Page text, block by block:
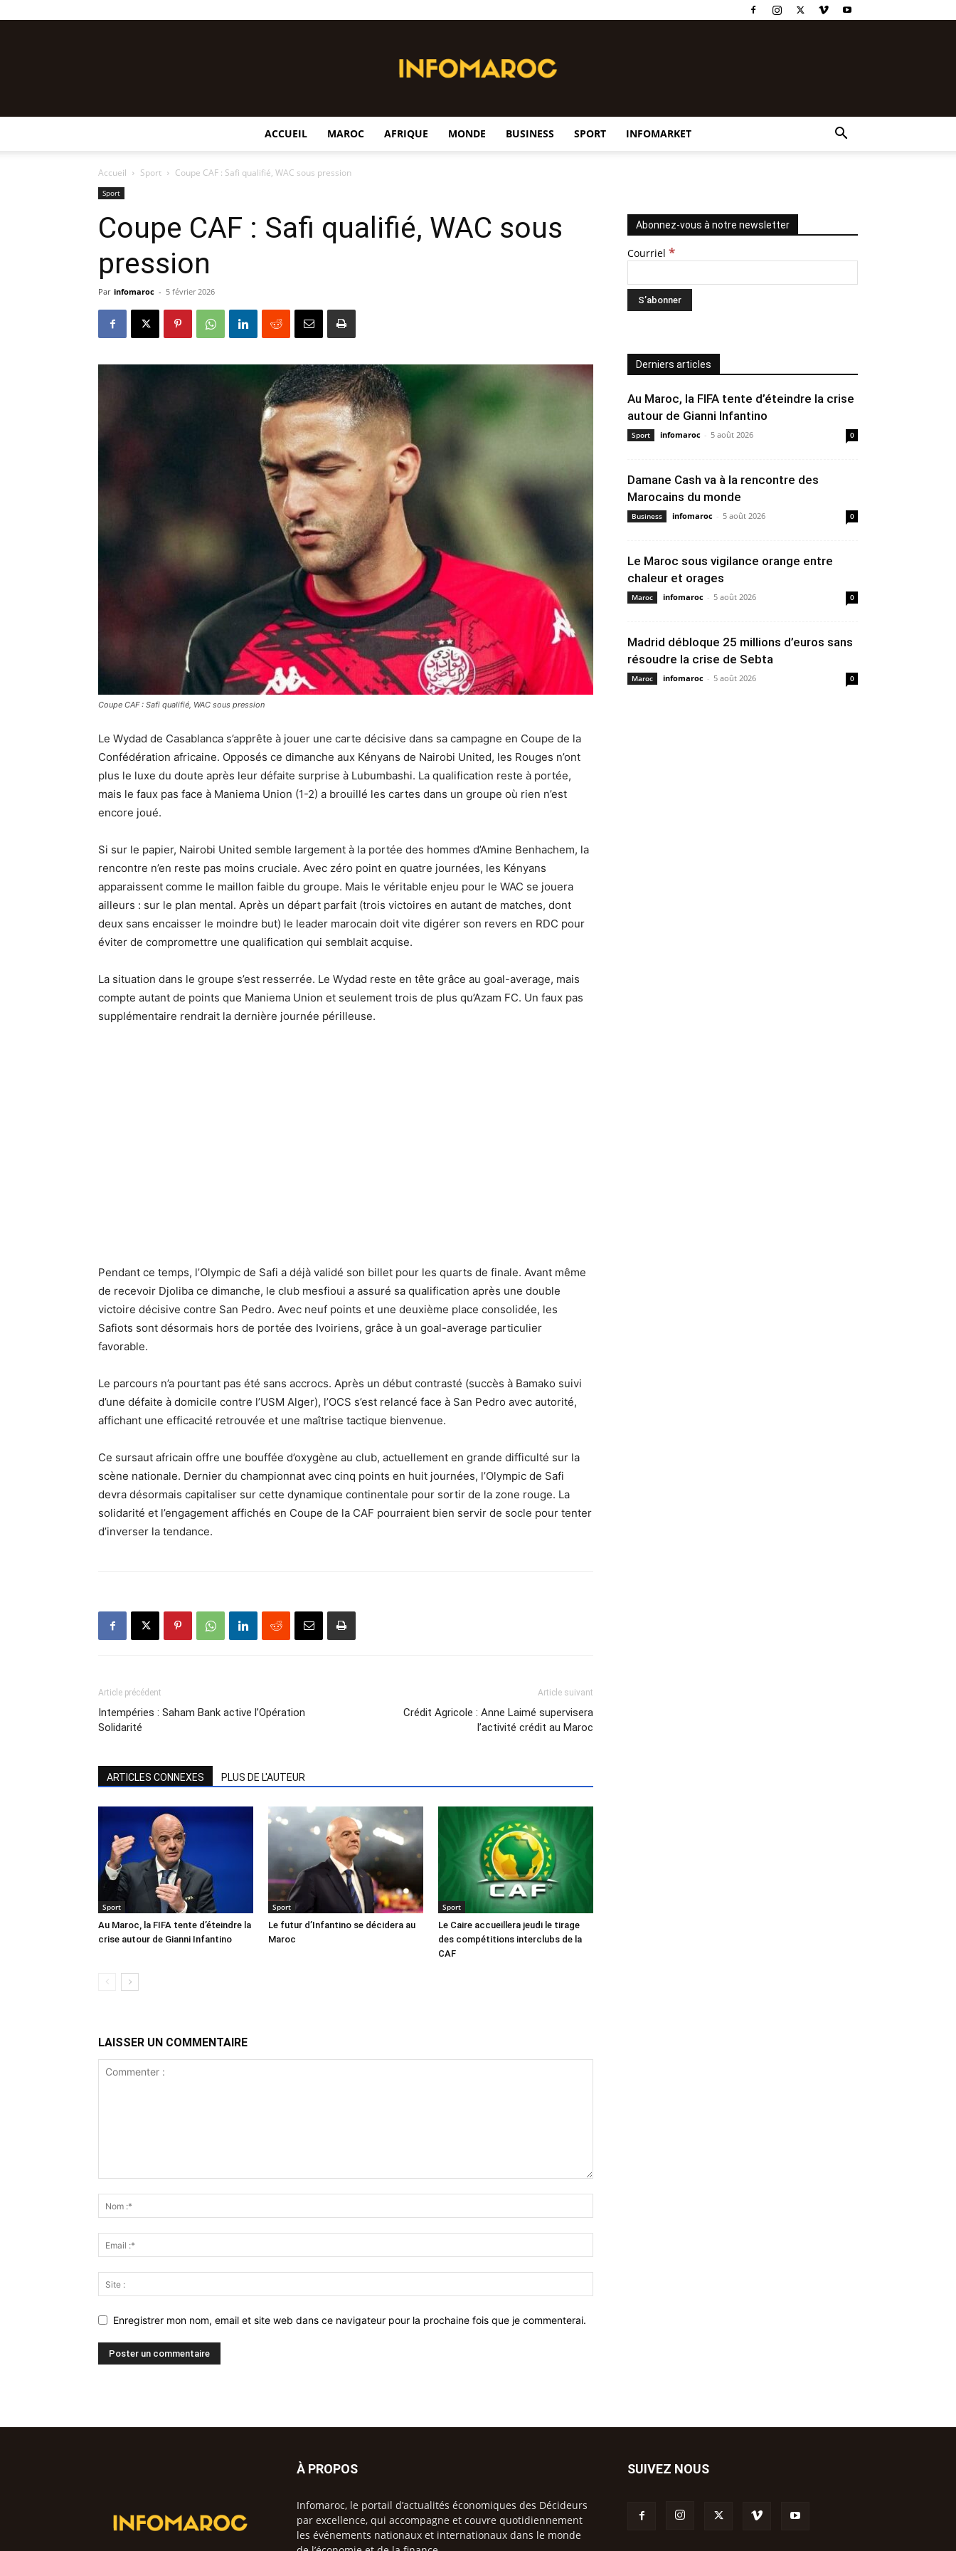
ACCUEIL MAROC AFRIQUE MONDE BUSINESS SPORT INFOMARKET
Accueil Sport Coupe CAF : Safi qualifié, WAC sous pression
Sport
Coupe CAF : Safi qualifié, WAC sous
pression
Par infomaroc - 5 février 2026
Coupe CAF : Safi qualifié, WAC sous pression
Le Wydad de Casablanca s’apprête à jouer une carte décisive dans sa campagne en Coupe de la
Confédération africaine. Opposés ce dimanche aux Kényans de Nairobi United, les Rouges n’ont
plus le luxe du doute après leur défaite surprise à Lubumbashi. La qualification reste à portée,
mais le faux pas face à Maniema Union (1-2) a brouillé les cartes dans un groupe où rien n’est
encore joué.
Si sur le papier, Nairobi United semble largement à la portée des hommes d’Amine Benhachem, la
rencontre n’en reste pas moins cruciale. Avec zéro point en quatre journées, les Kényans
apparaissent comme le maillon faible du groupe. Mais le véritable enjeu pour le WAC se jouera
ailleurs : sur le plan mental. Après un départ parfait (trois victoires en autant de matches, dont
deux sans encaisser le moindre but) le leader marocain doit vite digérer son revers en RDC pour
éviter de compromettre une qualification qui semblait acquise.
La situation dans le groupe s’est resserrée. Le Wydad reste en tête grâce au goal-average, mais
compte autant de points que Maniema Union et seulement trois de plus qu’Azam FC. Un faux pas
supplémentaire rendrait la dernière journée périlleuse.
Pendant ce temps, l’Olympic de Safi a déjà validé son billet pour les quarts de finale. Avant même
de recevoir Djoliba ce dimanche, le club mesfioui a assuré sa qualification après une double
victoire décisive contre San Pedro. Avec neuf points et une deuxième place consolidée, les
Safiots sont désormais hors de portée des Ivoiriens, grâce à un goal-average particulier
favorable.
Le parcours n’a pourtant pas été sans accrocs. Après un début contrasté (succès à Bamako suivi
d’une défaite à domicile contre l’USM Alger), l’OCS s’est relancé face à San Pedro avec autorité,
affichant une efficacité retrouvée et une maîtrise tactique bienvenue.
Ce sursaut africain offre une bouffée d’oxygène au club, actuellement en grande difficulté sur la
scène nationale. Dernier du championnat avec cinq points en huit journées, l’Olympic de Safi
devra désormais capitaliser sur cette dynamique continentale pour sortir de la zone rouge. La
solidarité et l’engagement affichés en Coupe de la CAF pourraient bien servir de socle pour tenter
d’inverser la tendance.
Article précédent
Intempéries : Saham Bank active l’Opération
Solidarité
Article suivant
Crédit Agricole : Anne Laimé supervisera
l’activité crédit au Maroc
ARTICLES CONNEXES PLUS DE L'AUTEUR
Sport
Au Maroc, la FIFA tente d’éteindre la
crise autour de Gianni Infantino
Sport
Le futur d’Infantino se décidera au
Maroc
Sport
Le Caire accueillera jeudi le tirage
des compétitions interclubs de la
CAF
LAISSER UN COMMENTAIRE
Enregistrer mon nom, email et site web dans ce navigateur pour la prochaine fois que je commenterai.
Abonnez-vous à notre newsletter
Courriel *
Derniers articles
Au Maroc, la FIFA tente d’éteindre la crise
autour de Gianni Infantino
Sport infomaroc - 5 août 2026 0
Damane Cash va à la rencontre des
Marocains du monde
Business infomaroc - 5 août 2026 0
Le Maroc sous vigilance orange entre
chaleur et orages
Maroc infomaroc - 5 août 2026 0
Madrid débloque 25 millions d’euros sans
résoudre la crise de Sebta
Maroc infomaroc - 5 août 2026 0
À PROPOS
Infomaroc, le portail d’actualités économiques des Décideurs
par excellence, qui accompagne et couvre quotidiennement
les événements nationaux et internationaux dans le monde
SUIVEZ NOUS